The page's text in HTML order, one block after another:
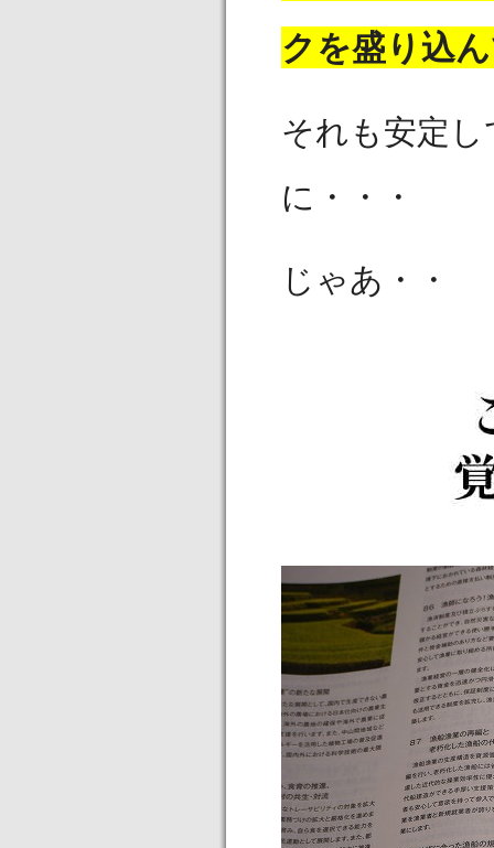
クを盛り込
それも安定
に・・・
じゃあ・・